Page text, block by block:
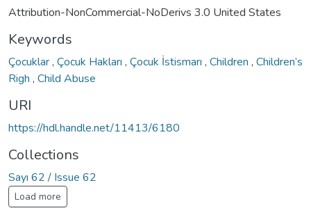
Attribution-NonCommercial-NoDerivs 3.0 United States
Keywords
Çocuklar, Çocuk Hakları , Çocuk İstismarı , Children , Children’s
Righ , Child Abuse
URI
https://hdl.handle.net/11413/6180
Collections
Sayı 62 / Issue 62
Load more